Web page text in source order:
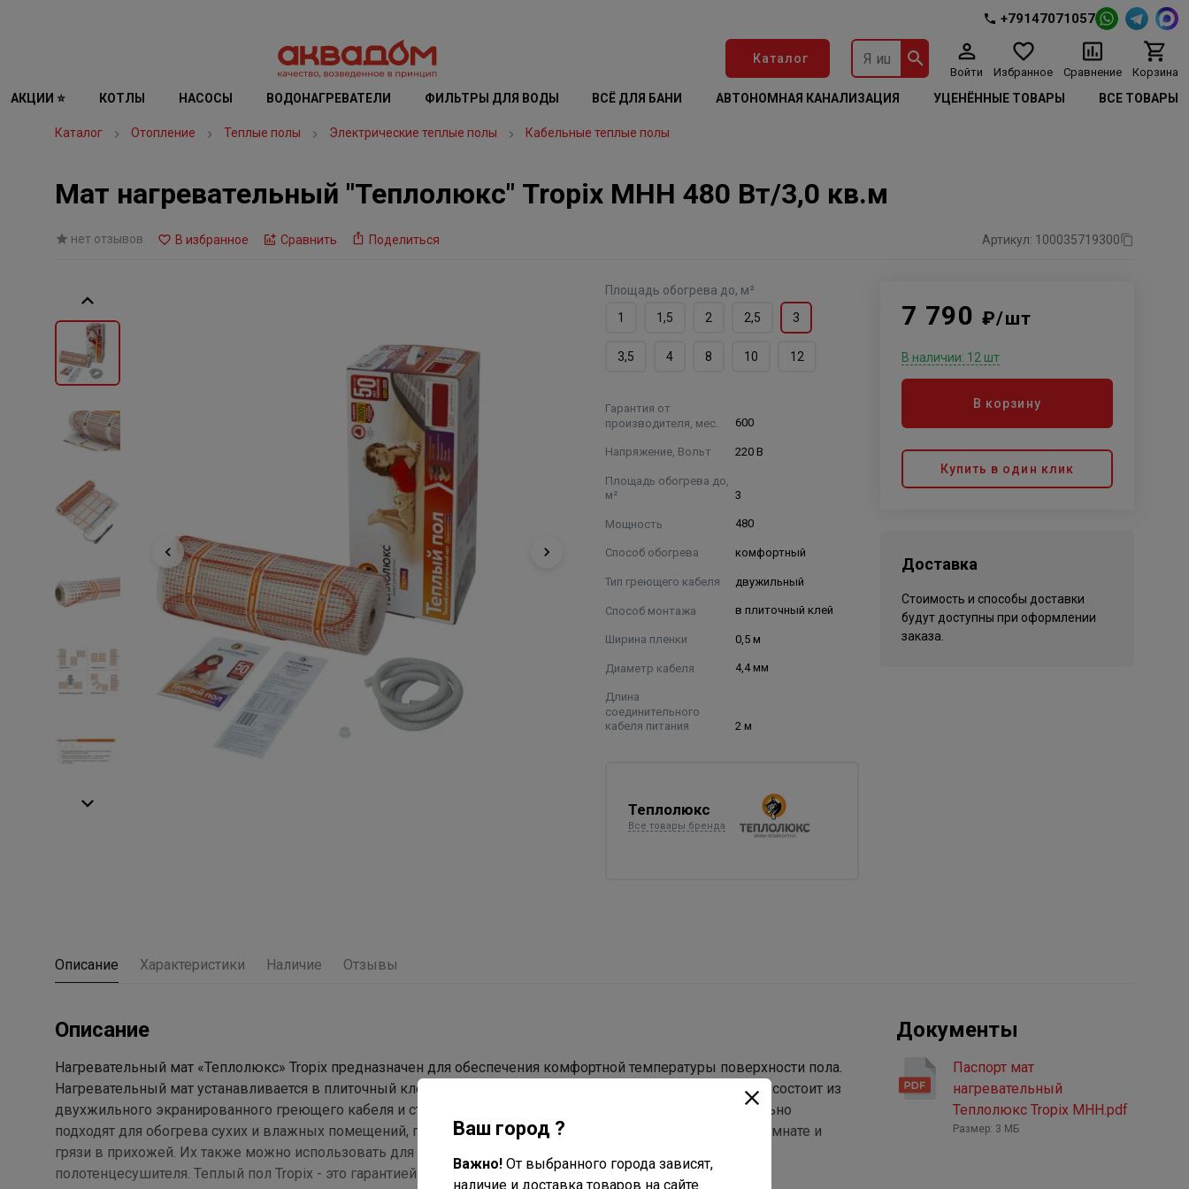
+79147071057
Каталог
Войти Избранное Сравнение Корзина
АКЦИИ ⭐ КОТЛЫ НАСОСЫ ВОДОНАГРЕВАТЕЛИ ФИЛЬТРЫ ДЛЯ ВОДЫ ВСЁ ДЛЯ БАНИ АВТОНОМНАЯ КАНАЛИЗАЦИЯ УЦЕНЁННЫЕ ТОВАРЫ ВСЕ ТОВАРЫ
Каталог Отопление Теплые полы Электрические теплые полы Кабельные теплые полы
Мат нагревательный "Теплолюкс" Tropix МНН 480 Вт/3,0 кв.м
нет отзывов В избранное Сравнить Поделиться Артикул: 100035719300
Площадь обогрева до, м²
1
1,5 2 2,5 3
3,5 4 8 10 12
Гарантия от
производителя, мес.
600
Напряжение, Вольт 220 В
Площадь обогрева до,
м²
3
Мощность 480
Способ обогрева комфортный
Тип греющего кабеля двужильный
Способ монтажа в плиточный клей
Ширина пленки 0,5 м
Диаметр кабеля 4,4 мм
Длина
соединительного
кабеля питания
2 м
Теплолюкс
Все товары бренда
7 790 ₽/шт
В наличии: 12 шт
В корзину
Купить в один клик
Доставка
Стоимость и способы доставки
будут доступны при оформлении
заказа.
Описание Характеристики Наличие Отзывы
Описание
Нагревательный мат «Теплолюкс» Tropix предназначен для обеспечения комфортной температуры поверхности пола.
Нагревательный мат устанавливается в плиточный клей или цементно-песчаную смесь. Система обогрева состоит из
двухжильного экранированного греющего кабеля и стеклосетки, на которую он закреплен. Маты оптимально
подходят для обогрева сухих и влажных помещений, позволяя избежать образования плесени в ванной комнате и
грязи в прихожей. Их также можно использовать для обогрева стен и создания системы скрытого
полотенцесушителя. Теплый пол Tropix - это гарантией 50 лет от российского производителя.
Документы
Паспорт мат
нагревательный
Теплолюкс Tropix МНН.pdf
Размер: 3 МБ
Ваш город ?
Важно! От выбранного города зависят,
наличие и доставка товаров на сайте.